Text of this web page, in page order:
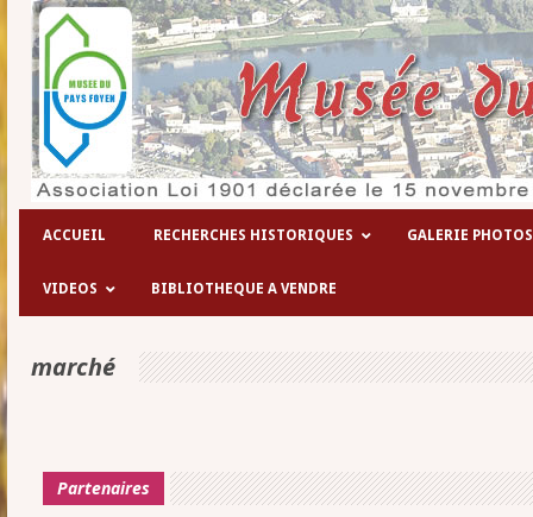
Les hôpitaux temporaires de
ACCUEIL RECHERCHES HISTORIQUES GALERIE PHOTOS
VIDEOS BIBLIOTHEQUE A VENDRE
marché
Partenaires